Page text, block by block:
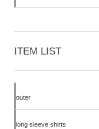
ITEM LIST
outer
long sleeve shirts